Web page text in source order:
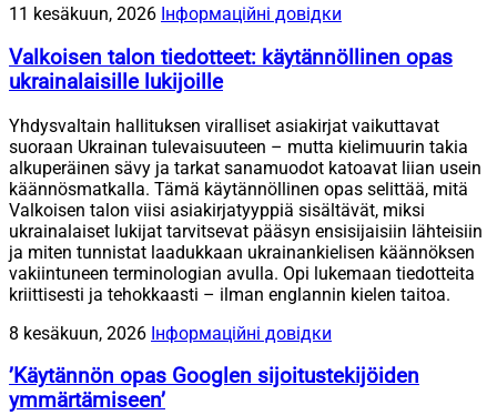
11 kesäkuun, 2026 Інформаційні довідки
Valkoisen talon tiedotteet: käytännöllinen opas
ukrainalaisille lukijoille
Yhdysvaltain hallituksen viralliset asiakirjat vaikuttavat
suoraan Ukrainan tulevaisuuteen – mutta kielimuurin takia
alkuperäinen sävy ja tarkat sanamuodot katoavat liian usein
käännösmatkalla. Tämä käytännöllinen opas selittää, mitä
Valkoisen talon viisi asiakirjatyyppiä sisältävät, miksi
ukrainalaiset lukijat tarvitsevat pääsyn ensisijaisiin lähteisiin
ja miten tunnistat laadukkaan ukrainankielisen käännöksen
vakiintuneen terminologian avulla. Opi lukemaan tiedotteita
kriittisesti ja tehokkaasti – ilman englannin kielen taitoa.
8 kesäkuun, 2026 Інформаційні довідки
’Käytännön opas Googlen sijoitustekijöiden
ymmärtämiseen’